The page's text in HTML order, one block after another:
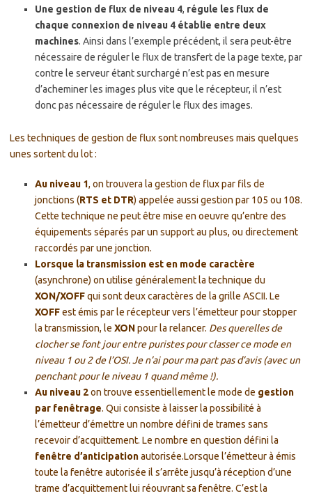
Une gestion de flux de niveau 4, régule les flux de
chaque connexion de niveau 4 établie entre deux
machines. Ainsi dans l’exemple précédent, il sera peut-être
nécessaire de réguler le flux de transfert de la page texte, par
contre le serveur étant surchargé n’est pas en mesure
d’acheminer les images plus vite que le récepteur, il n’est
donc pas nécessaire de réguler le flux des images.
Les techniques de gestion de flux sont nombreuses mais quelques
unes sortent du lot :
Au niveau 1, on trouvera la gestion de flux par fils de
jonctions (RTS et DTR) appelée aussi gestion par 105 ou 108.
Cette technique ne peut être mise en oeuvre qu’entre des
équipements séparés par un support au plus, ou directement
raccordés par une jonction.
Lorsque la transmission est en mode caractère
(asynchrone) on utilise généralement la technique du
XON/XOFFqui sont deux caractères de la grille ASCII. Le
XOFFest émis par le récepteur vers l’émetteur pour stopper
la transmission, le XONpour la relancer. Des querelles de
clocher se font jour entre puristes pour classer ce mode en
niveau 1 ou 2 de l’OSI. Je n’ai pour ma part pas d’avis (avec un
penchant pour le niveau 1 quand même !).
Au niveau 2on trouve essentiellement le mode de gestion
par fenêtrage. Qui consiste à laisser la possibilité à
l’émetteur d’émettre un nombre défini de trames sans
recevoir d’acquittement. Le nombre en question défini la
fenêtre d’anticipationautorisée.Lorsque l’émetteur à émis
toute la fenêtre autorisée il s’arrête jusqu’à réception d’une
trame d’acquittement lui réouvrant sa fenêtre. C’est la